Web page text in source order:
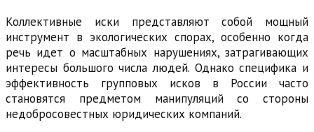
Коллективные иски представляют собой мощный
инструмент в экологических спорах, особенно когда
речь идет о масштабных нарушениях, затрагивающих
интересы большого числа людей. Однако специфика и
эффективность групповых исков в России часто
становятся предметом манипуляций со стороны
недобросовестных юридических компаний.